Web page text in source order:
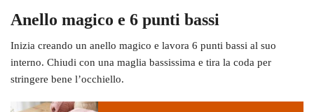
Anello magico e 6 punti bassi
Inizia creando un anello magico e lavora 6 punti bassi al suo
interno. Chiudi con una maglia bassissima e tira la coda per
stringere bene l’occhiello.